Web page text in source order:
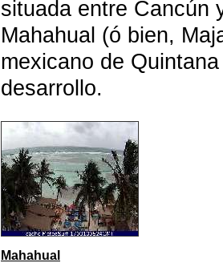
situada entre Cancún
Mahahual (ó bien,
mexicano de
desarrollo.
Mahahual